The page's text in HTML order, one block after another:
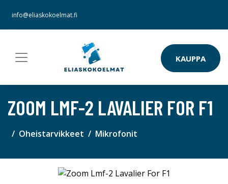
info@eliaskokoelmat.fi
KAUPPA
ZOOM LMF-2 LAVALIER FOR F1
Oheistarvikkeet Mikrofonit